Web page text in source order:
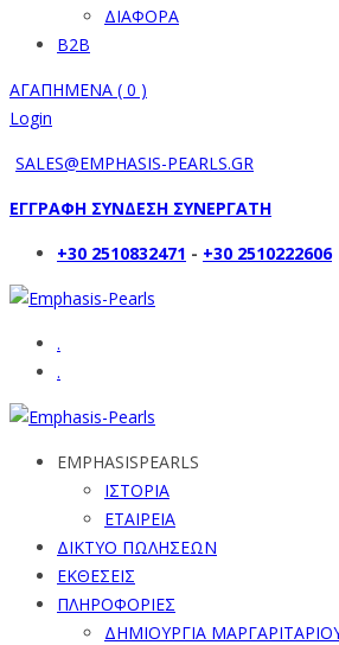
ΔΙΑΦΟΡΑ
B2B
ΑΓΑΠΗΜΕΝΑ ( 0 )
Login
SALES@EMPHASIS-PEARLS.GR
ΕΓΓΡΑΦΗ ΣΥΝΔΕΣΗ ΣΥΝΕΡΓΑΤΗ
+30 2510832471 - +30 2510222606
.
.
EMPHASISPEARLS
ΙΣΤΟΡΙΑ
ΕΤΑΙΡΕΙΑ
ΔΙΚΤΥΟ ΠΩΛΗΣΕΩΝ
ΕΚΘΕΣΕΙΣ
ΠΛΗΡΟΦΟΡΙΕΣ
ΔΗΜΙΟΥΡΓΙΑ